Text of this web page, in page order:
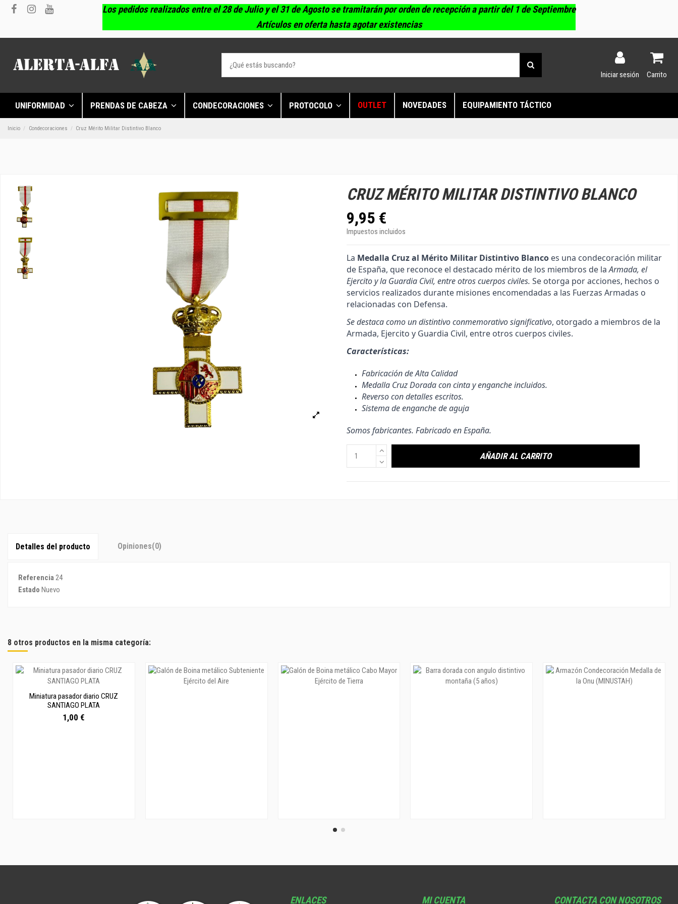
Los pedidos realizados entre el 28 de Julio y el 31 de Agosto se tramitarán por orden de recepción a partir del 1 de Septiembre
Artículos en oferta hasta agotar existencias
Iniciar sesión Carrito
UNIFORMIDAD PRENDAS DE CABEZA CONDECORACIONES PROTOCOLO OUTLET NOVEDADES EQUIPAMIENTO TÁCTICO
Inicio Condecoraciones Cruz Mérito Militar Distintivo Blanco
CRUZ MÉRITO MILITAR DISTINTIVO BLANCO
9,95 €
Impuestos incluidos
La Medalla Cruz al Mérito Militar Distintivo Blanco es una condecoración militar
de España, que reconoce el destacado mérito de los miembros de laArmada, el
Ejercito y la Guardia Civil, entre otros cuerpos civiles. Se otorga por acciones, hechos o
servicios realizados durante misiones encomendadas a las Fuerzas Armadas o
relacionadas con Defensa.
Se destaca como un distintivo conmemorativo significativo, otorgado a miembros de la
Armada, Ejercito y Guardia Civil, entre otros cuerpos civiles.
Características:
Fabricación de Alta Calidad
Medalla Cruz Dorada con cinta y enganche incluidos.
Reverso con detalles escritos.
Sistema de enganche de aguja
Somos fabricantes. Fabricado en España.
AÑADIR AL CARRITO
Detalles del producto Opiniones(0)
Referencia 24
Estado Nuevo
8 otros productos en la misma categoría:
Miniatura pasador diario CRUZ
SANTIAGO PLATA
1,00 €
ENLACES MI CUENTA CONTACTA CON NOSOTROS